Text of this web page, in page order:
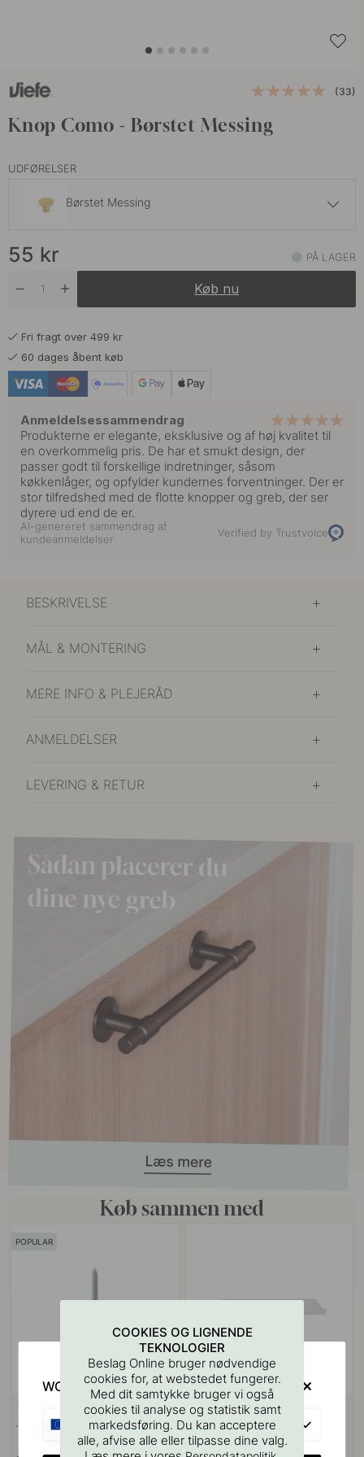
(33)
Knop Como - Børstet Messing
UDFØRELSER
Børstet Messing
På lager
På lager
Rustfrit Stål Finish
55 kr PÅ LAGER
Køb nu
Fri fragt over 499 kr
60 dages åbent køb
Anmeldelsessammendrag
Produkterne er elegante, eksklusive og af høj kvalitet til
en overkommelig pris. De har et smukt design, der
passer godt til forskellige indretninger, såsom
køkkenlåger, og opfylder kundernes forventninger. Der er
stor tilfredshed med de flotte knopper og greb, der ser
dyrere ud end de er.
AI-genereret sammendrag af
kundeanmeldelser
Verified by Trustvoice
BESKRIVELSE
MÅL & MONTERING
MERE INFO & PLEJERÅD
ANMELDELSER
LEVERING & RETUR
Køb sammen med
POPULAR
VÆGBESLAG
Ansatsskrue M4x50mm 1stk
127
Boreskabelonen til Greb &
Knopper
COOKIES OG LIGNENDE
TEKNOLOGIER
Beslag Online bruger nødvendige
cookies for, at webstedet fungerer.
Med dit samtykke bruger vi også
cookies til analyse og statistik samt
markedsføring. Du kan acceptere
alle, afvise alle eller tilpasse dine valg.
WOULD YOU RATHER VISIT?
EU